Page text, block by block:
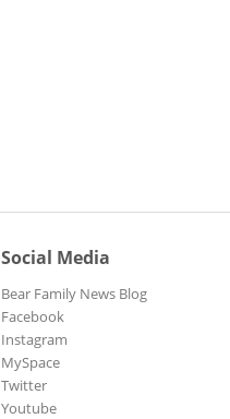
Social Media
Bear Family News Blog
Facebook
Instagram
MySpace
Twitter
Youtube